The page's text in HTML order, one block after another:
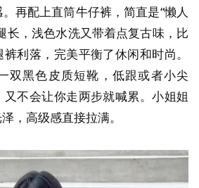
再配上直筒牛仔裤，简直是“懒人
长，浅色水洗又带着点复古味，比
利落，完美平衡了休闲和时尚。
双黑色皮质短靴，低跟或者小尖
不会让你走两步就喊累。小姐姐
，高级感直接拉满。